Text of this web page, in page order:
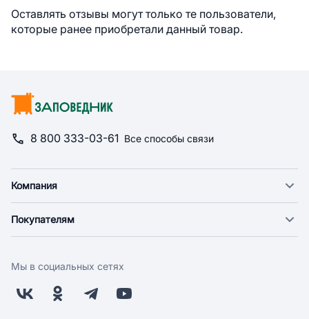
Оставлять отзывы могут только те пользователи,
которые ранее приобретали данный товар.
8 800 333-03-61 Все способы связи
Компания
Новости
Поставщикам
Заводчикам
Покупателям
Оплата
Бонусная программа
Мы в социальных сетях